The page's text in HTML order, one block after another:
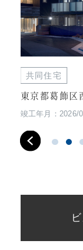
共同住宅
東京都葛飾区
竣工年月：2026/